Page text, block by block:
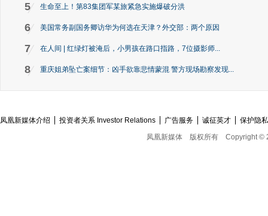
5 生命至上！第83集团军某旅紧急实施爆破分洪
6 美国常务副国务卿访华为何选在天津？外交部：两个原因
7 在人间 | 红绿灯被淹后，小男孩在路口指路，7位摄影师...
8 重庆姐弟坠亡案细节：凶手欲靠悲情蒙混 警方现场勘察发现...
凤凰新媒体介绍 投资者关系 Investor Relations 广告服务 诚征英才
保护隐
凤凰新媒体
版权所有 Copyright ©